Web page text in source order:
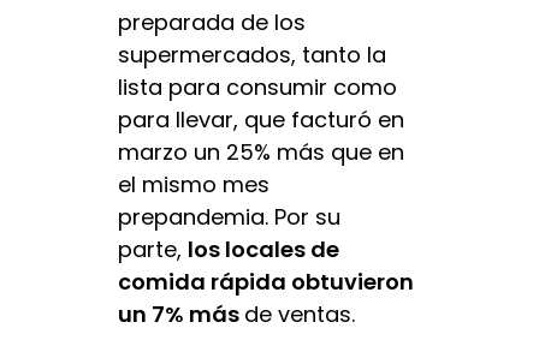
preparada de los
supermercados, tanto la
lista para consumir como
para llevar, que facturó en
marzo un 25% más que en
el mismo mes
prepandemia. Por su
parte, los locales de
comida rápida obtuvieron
un 7% más de ventas.